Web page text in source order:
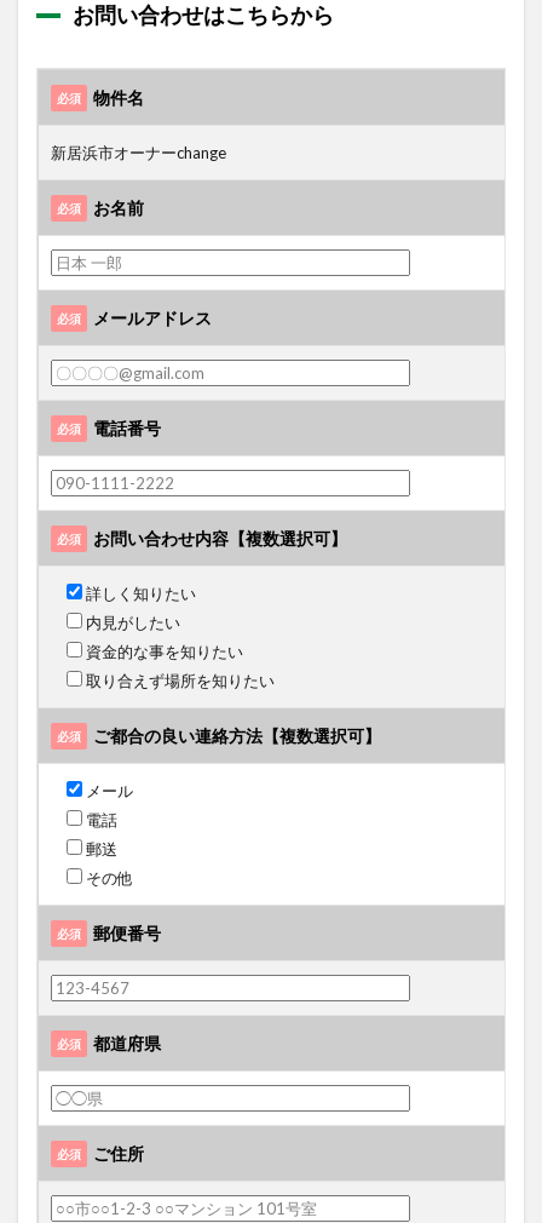
お問い合わせはこちらから
必須 物件名
新居浜市オーナーchange
必須 お名前
必須 メールアドレス
必須 電話番号
必須 お問い合わせ内容 【複数選択可】
詳しく知りたい
内見がしたい
資金的な事を知りたい
取り合えず場所を知りたい
必須 ご都合の良い連絡方法 【複数選択可】
メール
電話
郵送
その他
必須 郵便番号
必須 都道府県
必須 ご住所